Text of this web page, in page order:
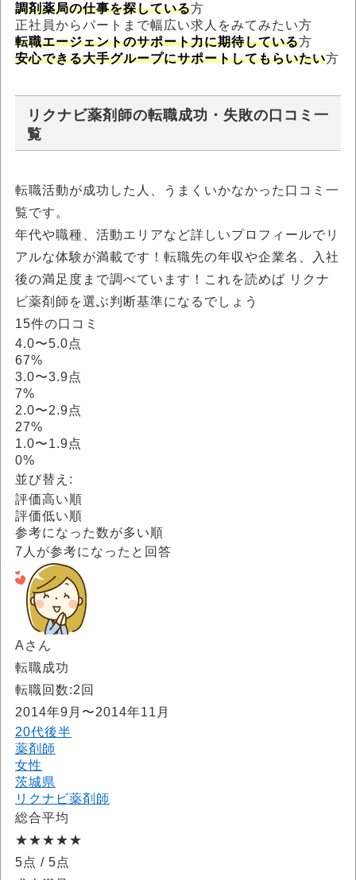
調剤薬局の仕事を探している方
正社員からパートまで幅広い求人をみてみたい方
転職エージェントのサポート力に期待している方
安心できる大手グループにサポートしてもらいたい方
リクナビ薬剤師の転職成功・失敗の口コミ一
覧
転職活動が成功した人、うまくいかなかった口コミ一
覧です。
年代や職種、活動エリアなど詳しいプロフィールでリ
アルな体験が満載です！転職先の年収や企業名、入社
後の満足度まで調べています！これを読めば リクナ
ビ薬剤師を選ぶ判断基準になるでしょう
15件の口コミ
4.0〜5.0点
67%
3.0〜3.9点
7%
2.0〜2.9点
27%
1.0〜1.9点
0%
並び替え:
評価高い順
評価低い順
参考になった数が多い順
7 人が参考になったと回答
Aさん
転職成功
転職回数:2回
2014年9月〜2014年11月
20代後半
薬剤師
女性
茨城県
リクナビ薬剤師
総合平均
★★★★★
5点 / 5点